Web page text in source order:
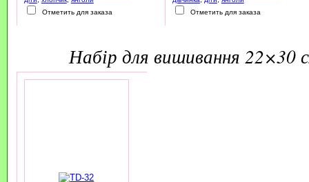
Отметить для заказа
Отметить для заказа
набір для вишивання